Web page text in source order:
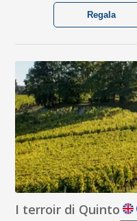
Regala
I terroir di Quinto